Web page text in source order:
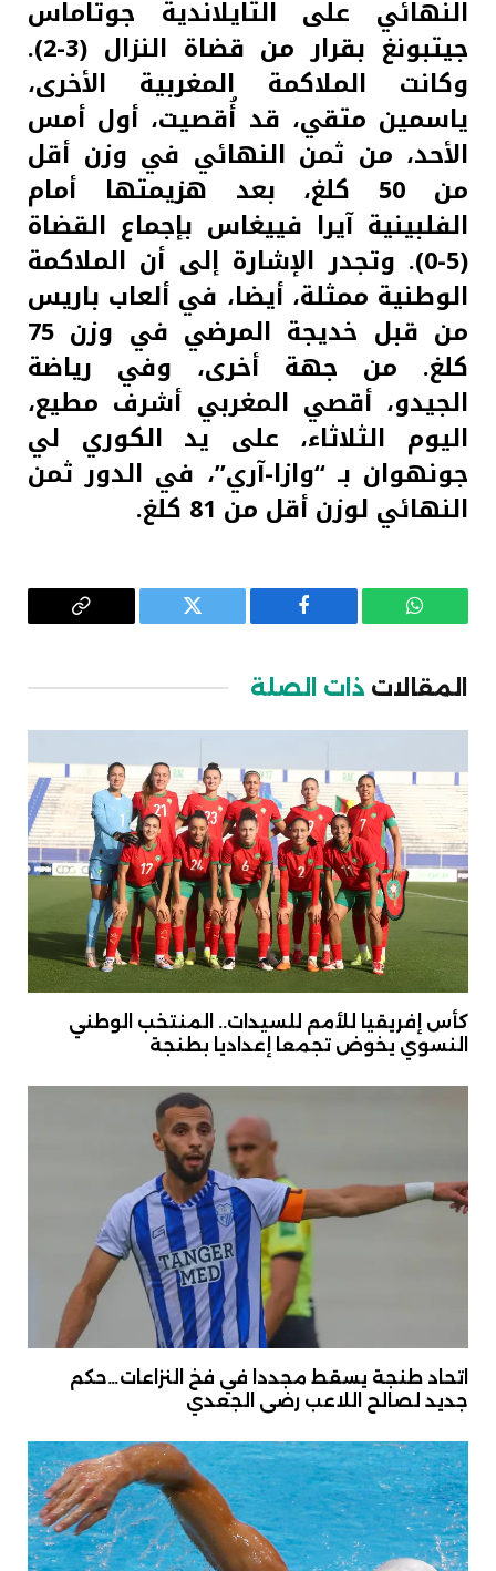
النهائي على التايلاندية جوتاماس
جيتبونغ بقرار من قضاة النزال (3-2).
وكانت الملاكمة المغربية الأخرى،
ياسمين متقي، قد أُقصيت، أول أمس
الأحد، من ثمن النهائي في وزن أقل
من 50 كلغ، بعد هزيمتها أمام
الفلبينية آيرا فييغاس بإجماع القضاة
(5-0). وتجدر الإشارة إلى أن الملاكمة
الوطنية ممثلة، أيضا، في ألعاب باريس
من قبل خديجة المرضي في وزن 75
كلغ. من جهة أخرى، وفي رياضة
الجيدو، أقصي المغربي أشرف مطيع،
اليوم الثلاثاء، على يد الكوري لي
جونهوان بـ “وازا-آري”، في الدور ثمن
النهائي لوزن أقل من 81 كلغ.
واتساب فيسبوك تويتر
Copy
المقالات ذات الصلة
كأس إفريقيا للأمم للسيدات.. المنتخب الوطني
النسوي يخوض تجمعا إعداديا بطنجة
اتحاد طنجة يسقط مجددا في فخ النزاعات…حكم
جديد لصالح اللاعب رضى الجعدي